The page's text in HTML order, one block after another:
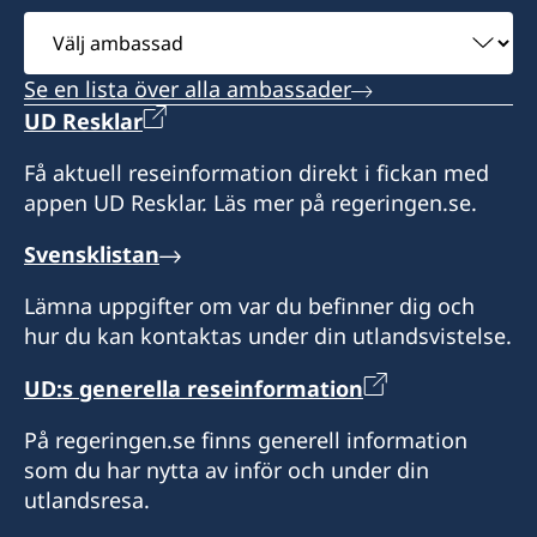
Öppettider: Måndag, onsdag och fredag: kl.
9.00–13.00
Honorär generalkonsul
Nils van Dijkman
att hämta ut pass eller nationellt ID-kort på
konsulatet om du angett det vid ansökan. Ta
kontakt med konsulatet för upphämtning.
Var vänlig observera att konsulatet inte
besvarar frågor om Sverige. Frågor om Sverige
och konsulära ärenden skickas till Sveriges
eller ambassaden.haag-pass@gov.se
Besökstid: tisdagar och onsdagar 10.00-12.00.
Vänligen notera att konsulatet kommer att vara
stängt för sommarsemester från 15 juli till 5
augusti 2026.
Honorär konsul
Heleen van Balen
Välj
ambassad
Se en lista över alla ambassader
UD Resklar
Få aktuell reseinformation direkt i fickan med
appen UD Resklar. Läs mer på regeringen.se.
Svensklistan
Lämna uppgifter om var du befinner dig och
hur du kan kontaktas under din utlandsvistelse.
UD:s generella reseinformation
På regeringen.se finns generell information
som du har nytta av inför och under din
utlandsresa.